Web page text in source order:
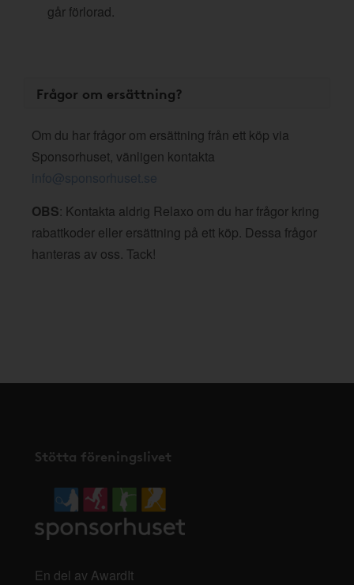
går förlorad.
Frågor om ersättning?
Om du har frågor om ersättning från ett köp via
Sponsorhuset, vänligen kontakta
info@sponsorhuset.se
OBS: Kontakta aldrig Relaxo om du har frågor kring
rabattkoder eller ersättning på ett köp. Dessa frågor
hanteras av oss. Tack!
Stötta föreningslivet
En del av AwardIt